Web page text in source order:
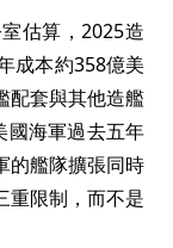
估算，2025造
成本約358億美
配套與其他造艦
國海軍過去五年
的艦隊擴張同時
重限制，而不是